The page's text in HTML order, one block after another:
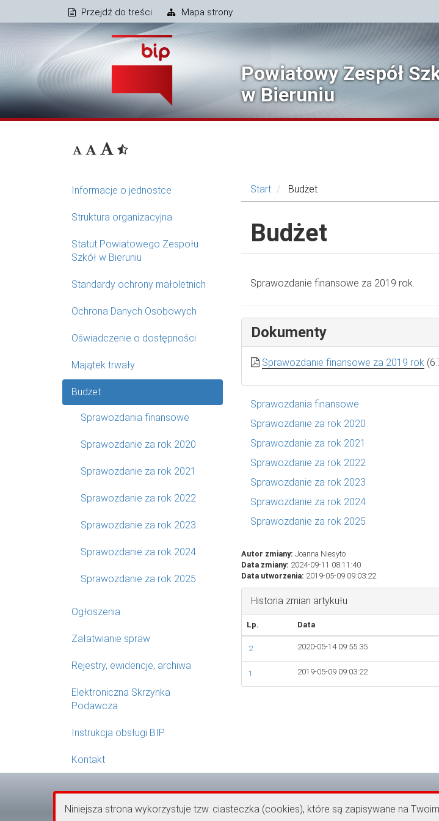
Przejdź do treści Mapa strony
Powiatowy Zespół
w Bieruniu
Informacje o jednostce
Struktura organizacyjna
Statut Powiatowego Zespołu
Szkół w Bieruniu
Standardy ochrony małoletnich
Ochrona Danych Osobowych
Oświadczenie o dostępności
Majątek trwały
Budżet
Sprawozdania finansowe
Sprawozdanie za rok 2020
Sprawozdanie za rok 2021
Sprawozdanie za rok 2022
Sprawozdanie za rok 2023
Sprawozdanie za rok 2024
Sprawozdanie za rok 2025
Ogłoszenia
Załatwianie spraw
Rejestry, ewidencje, archiwa
Elektroniczna Skrzynka
Podawcza
Instrukcja obsługi BIP
Kontakt
Start Budżet
Budżet
Sprawozdanie finansowe za 2019 rok.
Dokumenty
Sprawozdanie finansowe za 2019 rok
Sprawozdania finansowe
Sprawozdanie za rok 2020
Sprawozdanie za rok 2021
Sprawozdanie za rok 2022
Sprawozdanie za rok 2023
Sprawozdanie za rok 2024
Sprawozdanie za rok 2025
Autor zmiany: Joanna Niesyto
Data zmiany: 2024-09-11 08:11:40
Data utworzenia: 2019-05-09 09:03:22
Historia zmian artykułu
Lp. Data
2 2020-05-14 09:55:35
1 2019-05-09 09:03:22
Niniejsza strona wykorzystuje tzw. ciasteczka (cookies), które są zapisywane na